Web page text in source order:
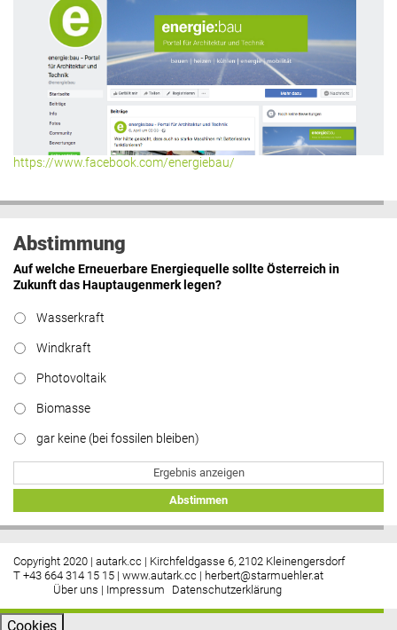
https://www.facebook.com/energiebau/
Abstimmung
Auf welche Erneuerbare Energiequelle sollte Österreich in
Zukunft das Hauptaugenmerk legen?
Wasserkraft
Windkraft
Photovoltaik
Biomasse
gar keine (bei fossilen bleiben)
Ergebnis anzeigen
Abstimmen
Copyright 2020 | autark.cc | Kirchfeldgasse 6, 2102 Kleinengersdorf
T +43 664 314 15 15 | www.autark.cc | herbert@starmuehler.at
Über uns | Impressum Datenschutzerklärung
Cookies